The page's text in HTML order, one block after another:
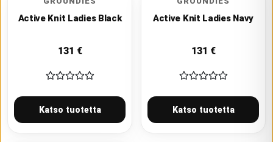
Active Knit Ladies Black
131 €
Katso tuotetta
Active Knit Ladies Navy
131 €
Katso tuotetta